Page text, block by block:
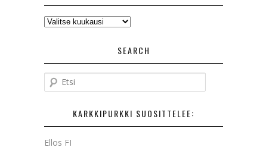
AIKAISEMMAT
SEARCH
t
KARKKIPURKKI SUOSITTELEE:
Ellos FI